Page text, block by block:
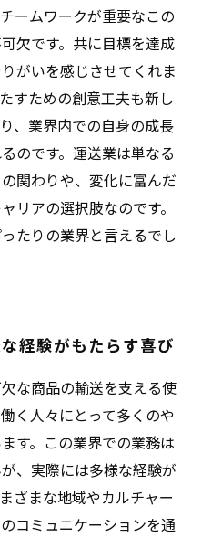
ームワークが重要なこの
欠です。共に目標を達成
がいを感じさせてくれま
すための創意工夫も新し
、業界内での自身の成長
のです。運送業は単なる
関わりや、変化に富んだ
リアの選択肢なのです。
たりの業界と言えるでし
経験がもたらす喜び
な商品の輸送を支える使
く人々にとって多くのや
す。この業界での業務は
、実際には多様な経験が
ざまな地域やカルチャー
コミュニケーションを通